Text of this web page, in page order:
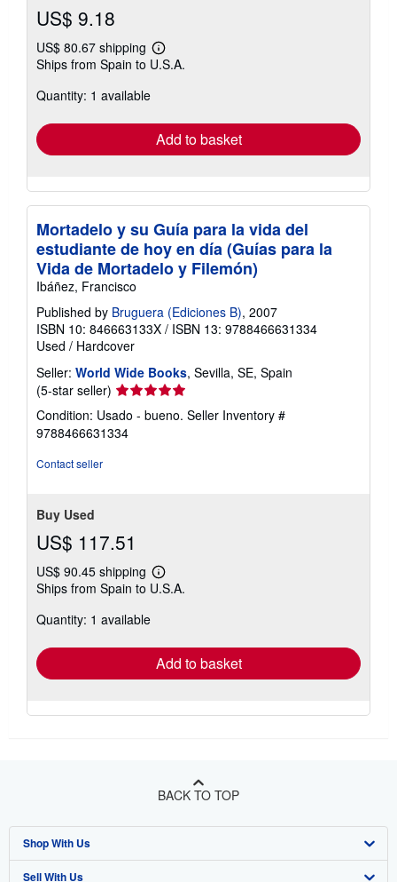
US$ 9.18
US$ 80.67 shipping
Learn
more
Ships from Spain to U.S.A.
Quantity: 1 available
Add to basket
Mortadelo y su Guía para la vida del
estudiante de hoy en día (Guías para la
Vida de Mortadelo y Filemón)
Ibáñez, Francisco
Published by Bruguera (Ediciones B), 2007
ISBN 10: 846663133X / ISBN 13: 9788466631334
Used / Hardcover
Seller: World Wide Books, Sevilla, SE, Spain
(5-star seller) Seller
rating
5
out
Condition: Usado - bueno. Seller Inventory #
9788466631334
Contact seller
Buy Used
US$ 117.51
US$ 90.45 shipping
Learn
more
Ships from Spain to U.S.A.
Quantity: 1 available
Add to basket
BACK TO TOP
Shop With Us
Advanced Search
Sell With Us